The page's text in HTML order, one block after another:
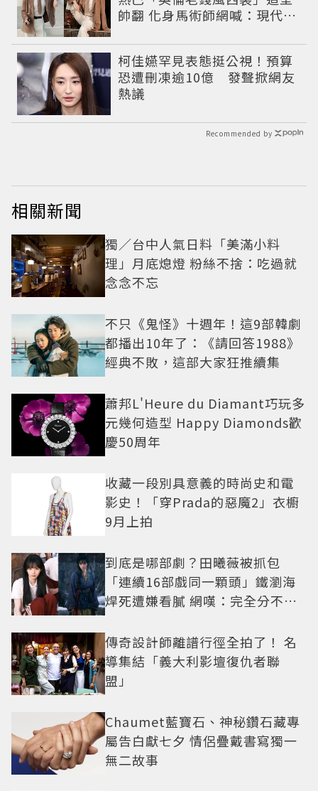
帥翻 化身馬術師網喊：現代版
柯佳嬿罕見表態挺公視！預算
恐遭刪凍逾10億 發聲掀網友
熱議
Recommended by
相關新聞
獨／台中人氣日料「美滿小料
理」月底熄燈 粉絲不捨：吃過就
念念不忘
不只《鬼怪》十週年！這9部韓劇
都播出10年了：《請回答1988》
經典不敗，這部大家狂推續集
蕭邦L'Heure du Diamant巧玩多
元幾何造型 Happy Diamonds歡
慶50周年
收藏一段別具意義的時尚史和電
影史！「穿Prada的惡魔2」衣櫥
9月上拍
到底是哪部劇？田曦薇被抓包
「連續16部戲同一顆頭」鐵瀏海
焊死遭嫌看膩 網嘆：完全分不出
傳奇設計師離譜行徑全拍了！ 名
導集結「義大利影壇復仇者聯
盟」
Chaumet藍寶石、神秘鑽石藏專
屬告白獻七夕 情侶疊戴書寫獨一
無二故事